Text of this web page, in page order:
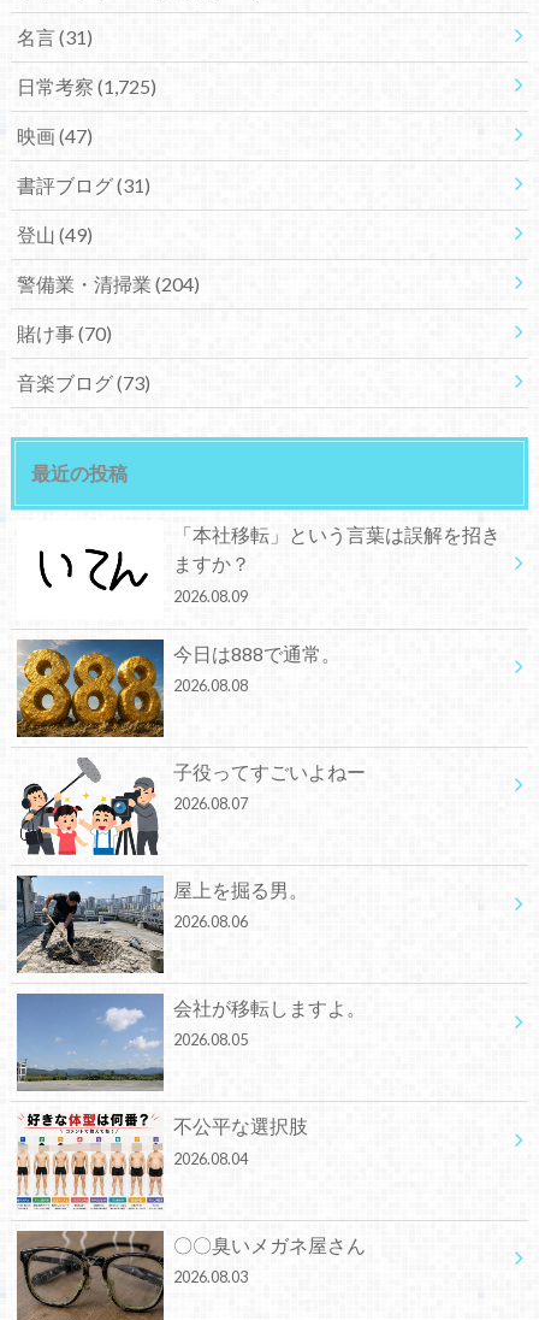
名言(31)
日常考察 (1,725)
映画(47)
書評ブログ(31)
登山 (49)
警備業・清掃業 (204)
賭け事(70)
音楽ブログ(73)
最近の投稿
「本社移転」という言葉は誤解を招き
ますか？
2026.08.09
今日は888で通常。
2026.08.08
子役ってすごいよねー
2026.08.07
屋上を掘る男。
2026.08.06
会社が移転しますよ。
2026.08.05
不公平な選択肢
2026.08.04
〇〇臭いメガネ屋さん
2026.08.03